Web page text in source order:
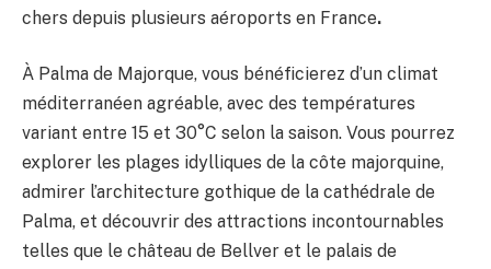
chers depuis plusieurs aéroports en France.
À Palma de Majorque, vous bénéficierez d’un climat
méditerranéen agréable, avec des températures
variant entre 15 et 30°C selon la saison. Vous pourrez
explorer les plages idylliques de la côte majorquine,
admirer l’architecture gothique de la cathédrale de
Palma, et découvrir des attractions incontournables
telles que le château de Bellver et le palais de